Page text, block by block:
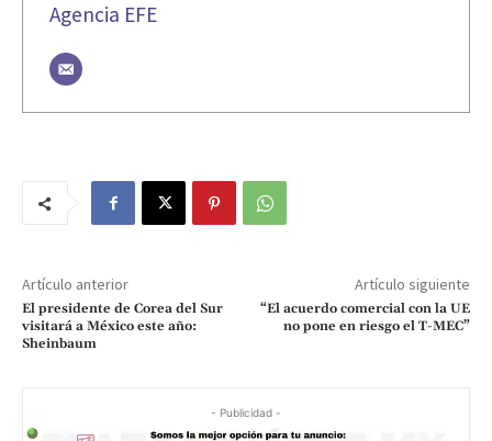
Agencia EFE
Artículo anterior
El presidente de Corea del Sur
visitará a México este año:
Sheinbaum
Artículo siguiente
“El acuerdo comercial con la UE
no pone en riesgo el T-MEC”
- Publicidad -